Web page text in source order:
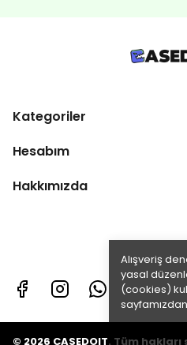
Alışveriş
yasal
(cookies)
Kategoriler
Hesabım
Hakkımızda
© 2026 CASEDOIT. Tüm hakları